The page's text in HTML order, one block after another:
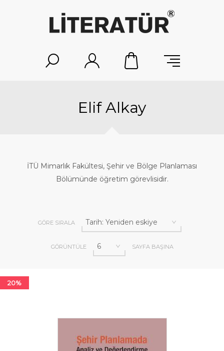
Elif Alkay
İTÜ Mimarlık Fakültesi, Şehir ve Bölge Planlaması
Bölümünde öğretim görevlisidir.
GÖRE SIRALA
GÖRÜNTÜLE SAYFA BAŞINA
20%